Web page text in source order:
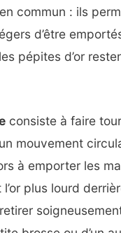
commun : ils
d’être
pépites d’or
consiste à faire
mouvement
à emporter les
plus lourd